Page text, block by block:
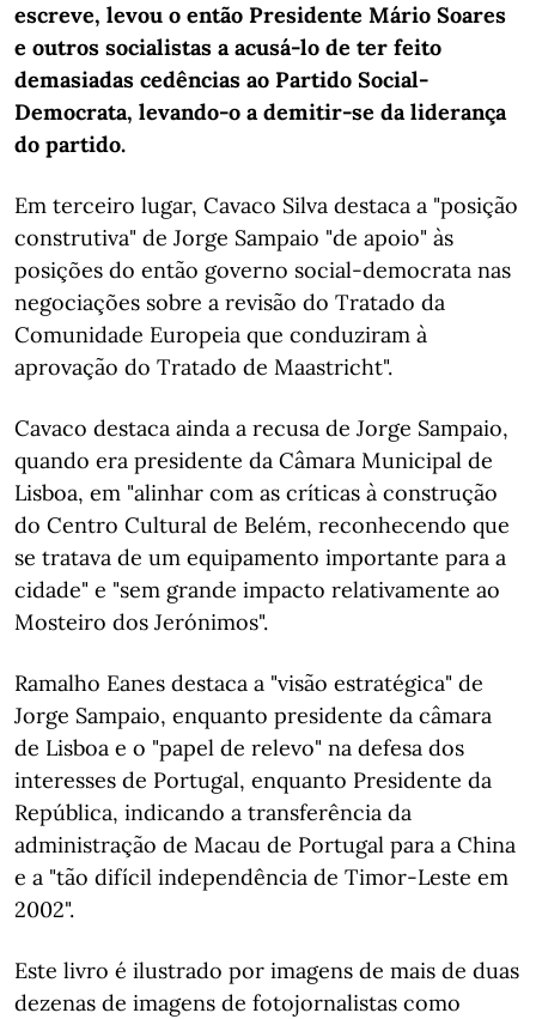
escreve, levou o então Presidente Mário Soares
e outros socialistas a acusá-lo de ter feito
demasiadas cedências ao Partido Social-
Democrata, levando-o a demitir-se da liderança
do partido.
Em terceiro lugar, Cavaco Silva destaca a "posição
construtiva" de Jorge Sampaio "de apoio" às
posições do então governo social-democrata nas
negociações sobre a revisão do Tratado da
Comunidade Europeia que conduziram à
aprovação do Tratado de Maastricht".
Cavaco destaca ainda a recusa de Jorge Sampaio,
quando era presidente da Câmara Municipal de
Lisboa, em "alinhar com as críticas à construção
do Centro Cultural de Belém, reconhecendo que
se tratava de um equipamento importante para a
cidade" e "sem grande impacto relativamente ao
Mosteiro dos Jerónimos".
Ramalho Eanes destaca a "visão estratégica" de
Jorge Sampaio, enquanto presidente da câmara
de Lisboa e o "papel de relevo" na defesa dos
interesses de Portugal, enquanto Presidente da
República, indicando a transferência da
administração de Macau de Portugal para a China
e a "tão difícil independência de Timor-Leste em
2002".
Este livro é ilustrado por imagens de mais de duas
dezenas de imagens de fotojornalistas como